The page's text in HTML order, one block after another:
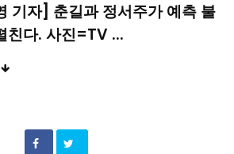
기자] 춘길과 정서주가 예측 불
친다. 사진=TV ...